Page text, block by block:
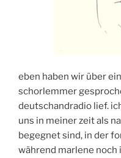
eben haben wir über
schorlemmer
deutschandradio lief.
uns in meiner zeit als
begegnet sind, in der
während marlene